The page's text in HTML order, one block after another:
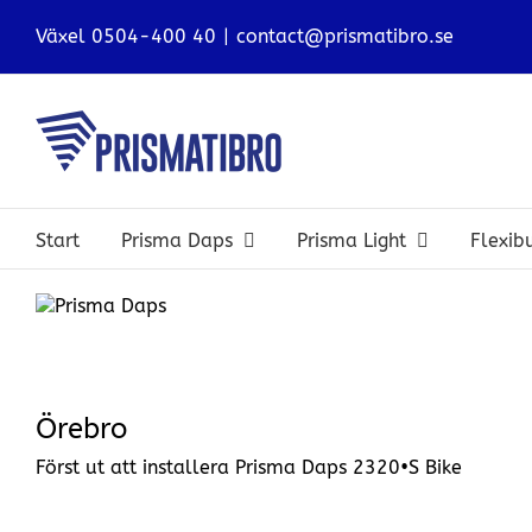
Växel 0504-400 40 | contact@prismatibro.se
Start Prisma Daps Prisma Light
View
Örebro
Först ut att installera Prisma Daps 2320•S Bike